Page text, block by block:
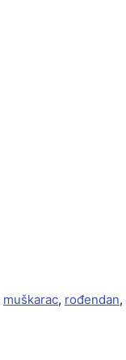
muškarac, rođendan,